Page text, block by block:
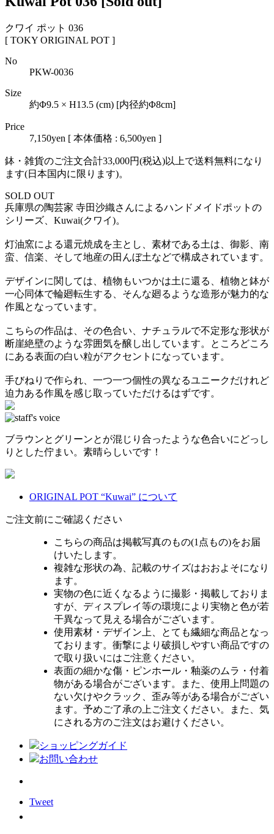
クワイ ポット 036
[ TOKY ORIGINAL POT ]
No
PKW-0036
Size
約Φ9.5 × H13.5 (cm) [内径約Φ8cm]
Price
7,150yen [ 本体価格 : 6,500yen ]
鉢・雑貨のご注文合計33,000円(税込)以上で送料無料になり
ます(日本国内に限ります)。
SOLD OUT
兵庫県の陶芸家 寺田沙織さんによるハンドメイドポットの
シリーズ、Kuwai(クワイ)。
灯油窯による還元焼成を主とし、素材である土は、御影、南
蛮、信楽、そして地産の田んぼ土などで構成されています。
デザインに関しては、植物もいつかは土に還る、植物と鉢が
一心同体で輪廻転生する、そんな廻るような造形が魅力的な
作風となっています。
こちらの作品は、その色合い、ナチュラルで不定形な形状が
断崖絶壁のような雰囲気を醸し出しています。ところどころ
にある表面の白い粒がアクセントになっています。
手びねりで作られ、一つ一つ個性の異なるユニークだけれど
迫力ある作風を感じ取っていただけるはずです。
ブラウンとグリーンとが混じり合ったような色合いにどっし
りとした佇まい。素晴らしいです！
ORIGINAL POT “Kuwai” について
ご注文前にご確認ください
こちらの商品は掲載写真のもの(1点もの)をお届
けいたします。
複雑な形状の為、記載のサイズはおおよそになり
ます。
実物の色に近くなるように撮影・掲載しておりま
すが、ディスプレイ等の環境により実物と色が若
干異なって見える場合がございます。
使用素材・デザイン上、とても繊細な商品となっ
ております。衝撃により破損しやすい商品ですの
で取り扱いにはご注意ください。
表面の細かな傷・ピンホール・釉薬のムラ・付着
物がある場合がございます。また、使用上問題の
ない欠けやクラック、歪み等がある場合がござい
ます。予めご了承の上ご注文ください。また、気
にされる方のご注文はお避けください。
ショッピングガイド
お問い合わせ
Tweet